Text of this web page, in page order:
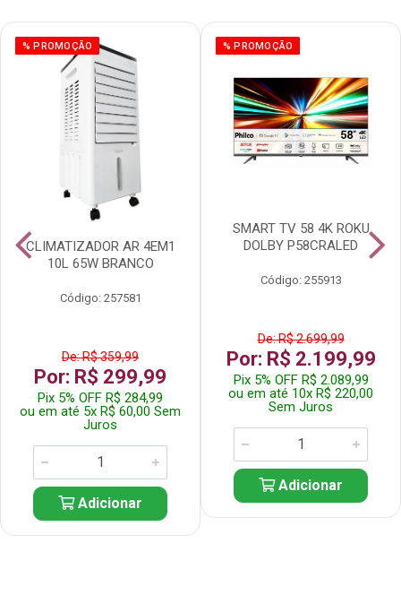
% PROMOÇÃO
CLIMATIZADOR AR 4EM1
10L 65W BRANCO
Código: 257581
De: R$ 359,99
Por: R$ 299,99
Pix 5% OFF R$ 284,99
ou em até 5x R$ 60,00 Sem
Juros
Adicionar
% PROMOÇÃO
SMART TV 58 4K ROKU
DOLBY P58CRALED
Código: 255913
De: R$ 2.699,99
Por: R$ 2.199,99
Pix 5% OFF R$ 2.089,99
ou em até 10x R$ 220,00
Sem Juros
Adicionar